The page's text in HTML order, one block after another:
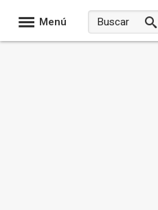
Menú